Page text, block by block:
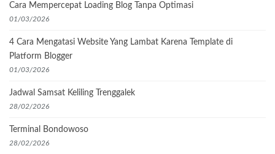
Cara Mempercepat Loading Blog Tanpa Optimasi
01/03/2026
4 Cara Mengatasi Website Yang Lambat Karena Template di
Platform Blogger
01/03/2026
Jadwal Samsat Keliling Trenggalek
28/02/2026
Terminal Bondowoso
28/02/2026